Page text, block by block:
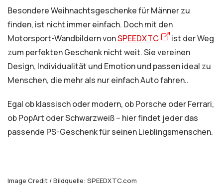
Besondere Weihnachtsgeschenke für Männer zu
finden, ist nicht immer einfach. Doch mit den
Motorsport-Wandbildern vonSPEEDXTC
ist der Weg
zum perfekten Geschenk nicht weit. Sie vereinen
Design, Individualität und Emotion und passen ideal zu
Menschen, die mehr als nur einfach Auto fahren..
Egal ob klassisch oder modern, ob Porsche oder Ferrari,
ob PopArt oder Schwarzweiß – hier findet jeder das
passende PS-Geschenk für seinen Lieblingsmenschen.
Image Credit / Bildquelle: SPEEDXTC.com